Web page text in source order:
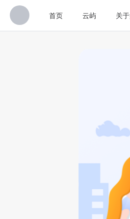
首页 云屿 关